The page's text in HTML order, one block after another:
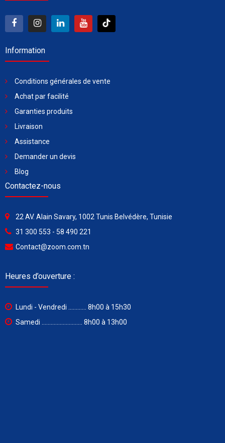
Information
Conditions générales de vente
Achat par facilité
Garanties produits
Livraison
Assistance
Demander un devis
Blog
Contactez-nous
22 AV. Alain Savary, 1002 Tunis Belvédère, Tunisie
31 300 553 - 58 490 221
Contact@zoom.com.tn
Heures d’ouverture :
Lundi - Vendredi ............ 8h00 à 15h30
Samedi ........................... 8h00 à 13h00